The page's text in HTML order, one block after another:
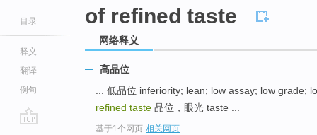
目录
释义
翻译
例句
of refined taste
网络释义
高品位
... 低品位 inferiority; lean; low assay; low grade;
refined taste 品位，眼光 taste ...
基于1个网页-相关网页